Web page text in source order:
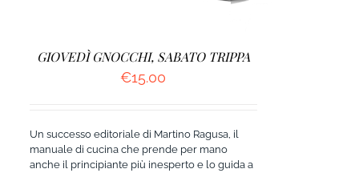
GIOVEDÌ GNOCCHI, SABATO TRIPPA
€15.00
Un successo editoriale di Martino Ragusa, il
manuale di cucina che prende per mano
anche il principiante più inesperto e lo guida a